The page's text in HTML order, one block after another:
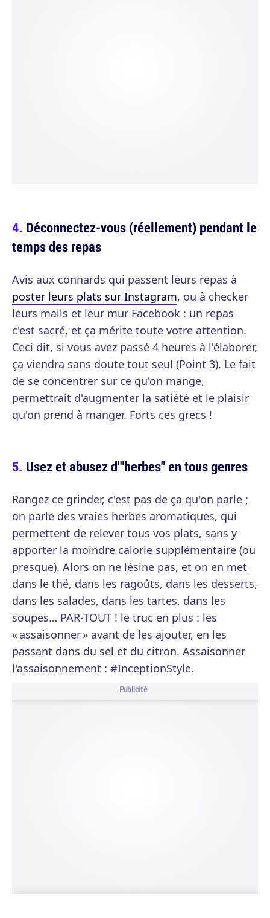
Déconnectez-vous (réellement) pendant le
temps des repas
Avis aux connards qui passent leurs repas à
poster leurs plats sur Instagram, ou à checker
leurs mails et leur mur Facebook : un repas
c'est sacré, et ça mérite toute votre attention.
Ceci dit, si vous avez passé 4 heures à l'élaborer,
ça viendra sans doute tout seul (Point 3). Le fait
de se concentrer sur ce qu'on mange,
permettrait d'augmenter la satiété et le plaisir
qu'on prend à manger. Forts ces grecs !
Usez et abusez d'"herbes" en tous genres
Rangez ce grinder, c'est pas de ça qu'on parle ;
on parle des vraies herbes aromatiques, qui
permettent de relever tous vos plats, sans y
apporter la moindre calorie supplémentaire (ou
presque). Alors on ne lésine pas, et on en met
dans le thé, dans les ragoûts, dans les desserts,
dans les salades, dans les tartes, dans les
soupes… PAR-TOUT ! le truc en plus : les
« assaisonner » avant de les ajouter, en les
passant dans du sel et du citron. Assaisonner
l'assaisonnement : #InceptionStyle.
Publicité